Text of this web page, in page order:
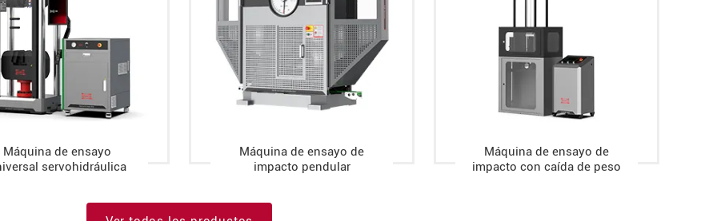
Máquina de ensayo
servohidráulica
Máquina de ensayo de
impacto pendular
Máquina de ensayo de
impacto con caída de peso